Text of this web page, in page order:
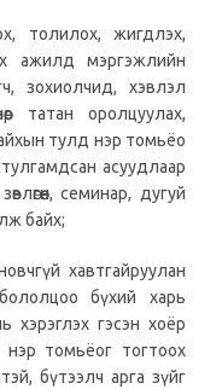
жигдлэх,
ажилд мэргэжлийн
зохиолчид, хэвлэл
татан оролцуулах,
тулд нэр томьёо
асуудлаар
семинар, дугуй
байх;
хавтгайруулан
бүхий харь
хэрэглэх гэсэн хоёр
нэр томьёог тогтоох
бүтээлч арга зүйг